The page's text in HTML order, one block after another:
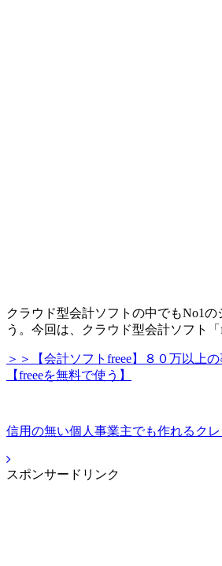
クラウド型会計ソフトの中でもNo1
う。今回は、クラウド型会計ソフト
＞＞【会計ソフトfreee】８０万以上
【freeeを無料で使う】
信用の無い個人事業主でも作れるク
スポンサードリンク